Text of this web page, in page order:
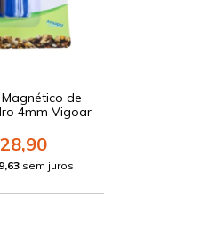
de
4mm Vigoar
sem juros